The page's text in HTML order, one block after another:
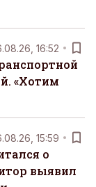
16:52
«Хотим
15:59
о
выявил